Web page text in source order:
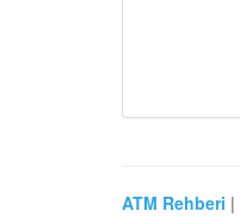
ATM Rehberi |